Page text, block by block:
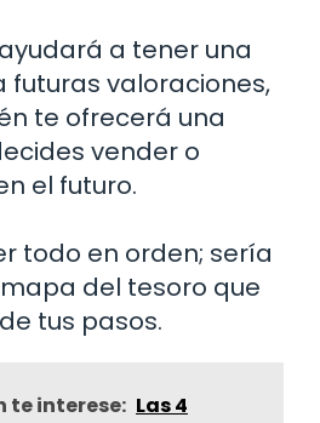
a tener una
futuras valoraciones,
te ofrecerá una
vender o
el futuro.
todo en orden; sería
del tesoro que
tus pasos.
te interese: Las 4